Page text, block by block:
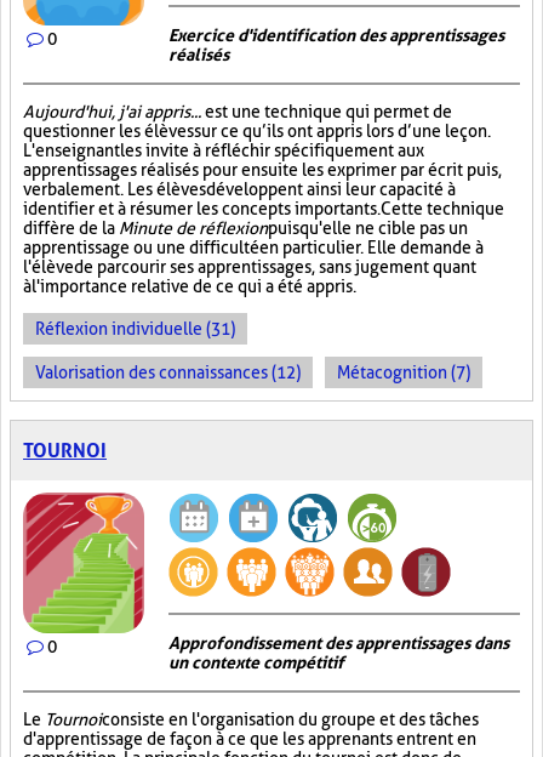
0
Exercice d'identification des apprentissages
réalisés
Aujourd'hui, j'ai appris...est une technique qui permet de
questionner les élèves sur ce qu’ils ont appris lors d’une leçon.
L'enseignant les invite à réfléchir spécifiquement aux
apprentissages réalisés pour ensuite les exprimer par écrit puis,
verbalement. Les élèves développent ainsi leur capacité à
identifier et à résumer les concepts importants. Cette technique
diffère de la Minute de réflexionpuisqu'elle ne cible pas un
apprentissage ou une difficulté en particulier. Elle demande à
l'élève de parcourir ses apprentissages, sans jugement quant
à l'importance relative de ce qui a été appris.
Réflexion individuelle (31)
Valorisation des connaissances (12) Métacognition (7)
TOURNOI
0
Approfondissement des apprentissages dans
un contexte compétitif
Le Tournoiconsiste en l'organisation du groupe et des tâches
d'apprentissage de façon à ce que les apprenants entrent en